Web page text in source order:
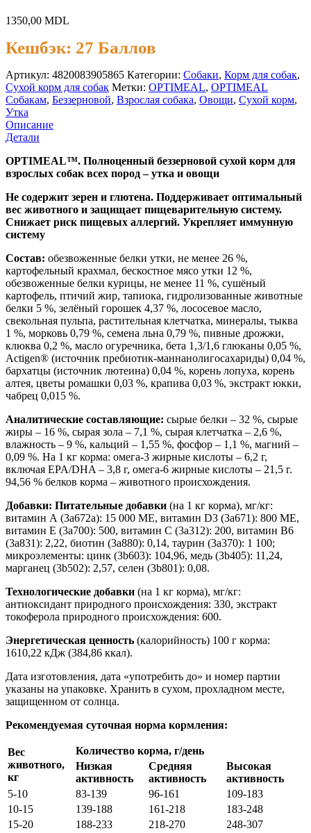
1350,00 MDL
Кешбэк: 27 Баллов
Артикул: 4820083905865 Категории: Cобаки, Корм для собак,
Сухой корм для собак Метки: OPTIMEAL, OPTIMEAL
Собакам, Беззерновой, Взрослая собака, Овощи, Сухой корм,
Утка
Описание
Детали
OPTIMEAL™. Полноценный беззерновой сухой корм для
взрослых собак всех пород – утка и овощи
Не содержит зерен и глютена. Поддерживает оптимальный
вес животного и защищает пищеварительную систему.
Снижает риск пищевых аллергий. Укрепляет иммунную
систему
Состав: обезвоженные белки утки, не менее 26 %,
картофельный крахмал, бескостное мясо утки 12 %,
обезвоженные белки курицы, не менее 11 %, сушёный
картофель, птичий жир, тапиока, гидролизованные животные
белки 5 %, зелёный горошек 4,37 %, лососевое масло,
свекольная пульпа, растительная клетчатка, минералы, тыква
1 %, морковь 0,79 %, семена льна 0,79 %, пивные дрожжи,
клюква 0,2 %, масло огуречника, бета 1,3/1,6 глюканы 0,05 %,
Actigen® (источник пребиотик-маннанолигосахариды) 0,04 %,
бархатцы (источник лютеина) 0,04 %, корень лопуха, корень
алтея, цветы ромашки 0,03 %, крапива 0,03 %, экстракт юкки,
чабрец 0,015 %.
Аналитические составляющие: сырые белки – 32 %, сырые
жиры – 16 %, сырая зола – 7,1 %, сырая клетчатка – 2,6 %,
влажность – 9 %, кальций – 1,55 %, фосфор – 1,1 %, магний –
0,09 %. На 1 кг корма: омега-3 жирные кислоты – 6,2 г,
включая EPA/DHA – 3,8 г, омега-6 жирные кислоты – 21,5 г.
94,56 % белков корма – животного происхождения.
Добавки: Питательные добавки (на 1 кг корма), мг/кг:
витамин А (3a672a): 15 000 МЕ, витамин D3 (3a671): 800 МЕ,
витамин Е (3a700): 500, витамин С (3a312): 200, витамин В6
(3a831): 2,22, биотин (3a880): 0,14, таурин (3a370): 1 100;
микроэлементы: цинк (3b603): 104,96, медь (3b405): 11,24,
марганец (3b502): 2,57, селен (3b801): 0,08.
Технологические добавки (на 1 кг корма), мг/кг:
антиоксидант природного происхождения: 330, экстракт
токоферола природного происхождения: 600.
Энергетическая ценность (калорийность) 100 г корма:
1610,22 кДж (384,86 ккал).
Дата изготовления, дата «употребить до» и номер партии
указаны на упаковке. Хранить в сухом, прохладном месте,
защищенном от солнца.
Рекомендуемая суточная норма кормления:
Вес
животного,
кг
Количество корма, г/день
Низкая
активность
Средняя
активность
Высокая
активность
5-10
83-139 96-161
109-183
10-15
139-188 161-218
183-248
15-20
188-233 218-270
248-307